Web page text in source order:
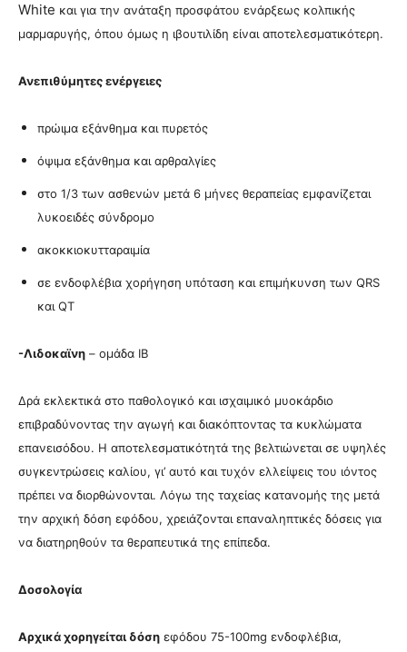
White και για την ανάταξη προσφάτου ενάρξεως κολπικής
μαρμαρυγής, όπου όμως η ιβουτιλίδη είναι αποτελεσματικότερη.
Ανεπιθύμητες ενέργειες
πρώιμα εξάνθημα και πυρετός
όψιμα εξάνθημα και αρθραλγίες
στο 1/3 των ασθενών μετά 6 μήνες θεραπείας εμφανίζεται
λυκοειδές σύνδρομο
ακοκκιοκυτταραιμία
σε ενδοφλέβια χορήγηση υπόταση και επιμήκυνση των QRS
και QT
-Λιδοκαϊνη – ομάδα ΙΒ
Δρά εκλεκτικά στο παθολογικό και ισχαιμικό μυοκάρδιο
επιβραδύνοντας την αγωγή και διακόπτοντας τα κυκλώματα
επανεισόδου. Η αποτελεσματικότητά της βελτιώνεται σε υψηλές
συγκεντρώσεις καλίου, γι’ αυτό και τυχόν ελλείψεις του ιόντος
πρέπει να διορθώνονται. Λόγω της ταχείας κατανομής της μετά
την αρχική δόση εφόδου, χρειάζονται επαναληπτικές δόσεις για
να διατηρηθούν τα θεραπευτικά της επίπεδα.
Δοσολογία
Αρχικά χορηγείται δόση εφόδου 75-100mg ενδοφλέβια,